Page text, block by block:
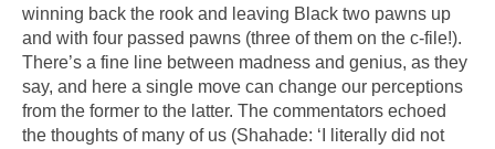
winning back the rook and leaving Black two pawns up
and with four passed pawns (three of them on the c-file!).
There’s a fine line between madness and genius, as they
say, and here a single move can change our perceptions
from the former to the latter. The commentators echoed
the thoughts of many of us (Shahade: ‘I literally did not